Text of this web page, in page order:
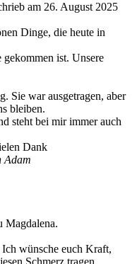
am 26. August 2025
Dinge, die heute in
gekommen ist. Unsere
Sie war ausgetragen, aber
bleiben.
steht bei mir immer auch
Dank
Adam
Magdalena.
wünsche euch Kraft,